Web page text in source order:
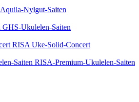
Aquila-Nylgut-Saiten
GHS-Ukulelen-Saiten
RISA Uke-Solid-Concert
RISA-Premium-Ukulelen-Saiten